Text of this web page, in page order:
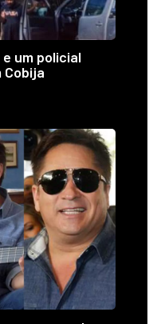
um policial
Cobija